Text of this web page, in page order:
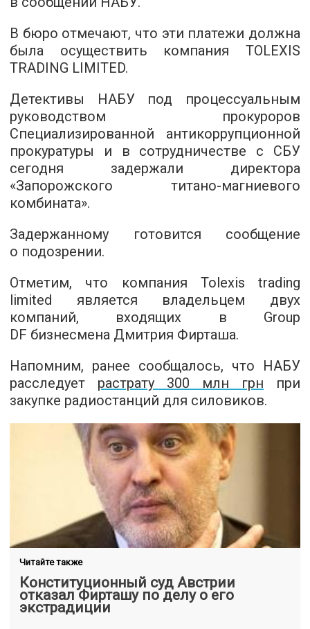
В бюро отмечают, что эти платежи должна
была осуществить компания TOLEXIS
TRADING LIMITED.
Детективы НАБУ под процессуальным
руководством прокуроров
Специализированной антикоррупционной
прокуратуры и в сотрудничестве с СБУ
сегодня задержали директора
«Запорожского титано-магниевого
комбината».
Задержанному готовится сообщение
о подозрении.
Отметим, что компания Tolexis trading
limited является владельцем двух
компаний, входящих в Group
DF бизнесмена Дмитрия Фирташа.
Напомним, ранее сообщалось, что НАБУ
расследует растрату 300 млн грн при
закупке радиостанций для силовиков.
Читайте также
Конституционный суд Австрии
отказал Фирташу по делу о его
экстрадиции